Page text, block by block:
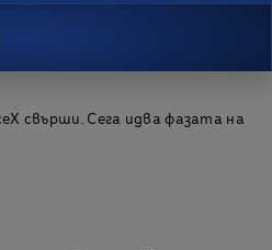
свърши. Сега идва фазата на